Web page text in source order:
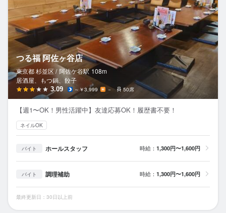
つる福 阿佐ヶ谷店
東京都 杉並区 / 阿佐ケ谷駅 108m
居酒屋、もつ鍋、餃子
3.09 ～￥3,999 － 50席
【週1〜OK！男性活躍中】友達応募OK！履歴書不要！
ネイルOK
バイト ホールスタッフ 時給： 1,300円〜1,600円
バイト 調理補助 時給： 1,300円〜1,600円
最終更新日：30日以上前